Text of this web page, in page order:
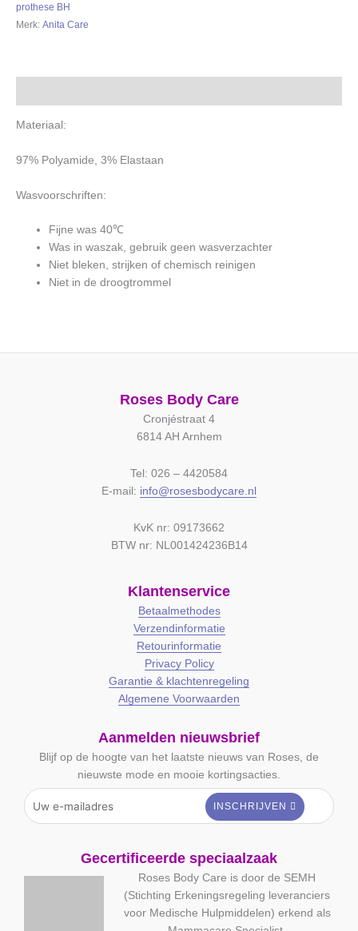
prothese BH
Merk: Anita Care
Materiaal:
97% Polyamide, 3% Elastaan
Wasvoorschriften:
Fijne was 40℃
Was in waszak, gebruik geen wasverzachter
Niet bleken, strijken of chemisch reinigen
Niet in de droogtrommel
Roses Body Care
Cronjéstraat 4
6814 AH Arnhem
Tel: 026 – 4420584
E-mail: info@rosesbodycare.nl
KvK nr: 09173662
BTW nr: NL001424236B14
Klantenservice
Betaalmethodes
Verzendinformatie
Retourinformatie
Privacy Policy
Garantie & klachtenregeling
Algemene Voorwaarden
Aanmelden nieuwsbrief
Blijf op de hoogte van het laatste nieuws van Roses, de
nieuwste mode en mooie kortingsacties.
Gecertificeerde speciaalzaak
Roses Body Care is door de SEMH
(Stichting Erkeningsregeling leveranciers
voor Medische Hulpmiddelen) erkend als